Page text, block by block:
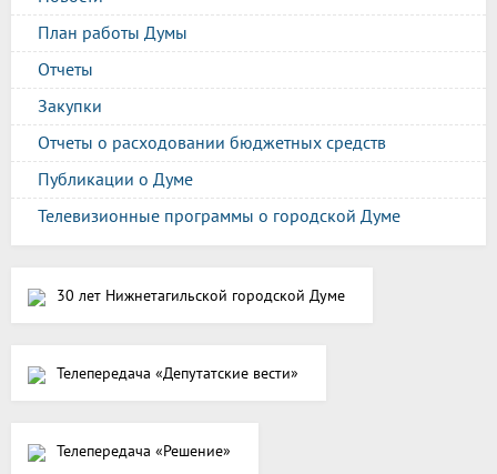
План работы Думы
Отчеты
Закупки
Отчеты о расходовании бюджетных средств
Публикации о Думе
Телевизионные программы о городской Думе
30 лет Нижнетагильской городской Думе
Телепередача «Депутатские вести»
Телепередача «Решение»